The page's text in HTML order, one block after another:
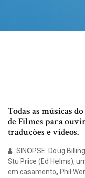
Todas as músicas
de Filmes para
traduções e vídeos.
SINOPSE. Doug
Stu Price (Ed Helms),
em casamento, Phil